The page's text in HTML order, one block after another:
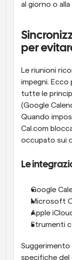
al giorno o
per
Le riunioni
impegni. Ecco
tutte le
(Google
Quando
Cal.com
occupato sui
Le
Google
Microsoft
Apple
Strumenti
Suggerimento
specifiche del